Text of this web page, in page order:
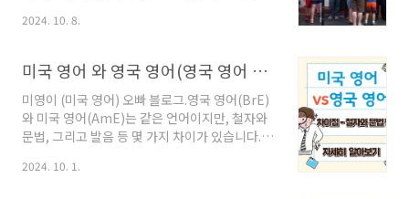
학 수준의 과목입니다.AP 과정은 미국 대학 입시
목을 미리 공부하고 성취도를 평가받는 제도입..
문이나 국제 비즈니스에서 영국식 발음은 여전히
것이 영어 실력 향상에 큰 도움이 됩니다.오늘은
미국 영어와 영국 영어의 발음을 직접 들어보고
차이점을 알아보려고 합니다. ≣ 목차1. 미국 영
어 발음과 영국 영어 발음: 영국식 발음과 미국식
발음을 비교하는 것은 이 차이를 이해하는 데 큰
이 있습니다.예를 들어, 단어 끝에 오는 'r' 소리는
2024. 10. 8.
미국 영어 와 영국 영어(영국 영어 vs 미국 영어) 차이점- 철자와 문법 편
미영이 (미국 영어) 오빠 블로그.영국 영어(BrE)
와 미국 영어(AmE)는 같은 언어이지만, 철자와
문법, 그리고 발음 등 몇 가지 차이가 있습니다.
있어요.우리나라와 북한의 언어가 통하지만, 오
2024. 10. 1.